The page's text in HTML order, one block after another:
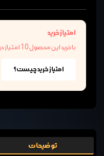
امتیاز خرید
با خرید این محصول 10 امتیاز دریافت میکنید
امتیاز خرید چیست؟
توضیحات